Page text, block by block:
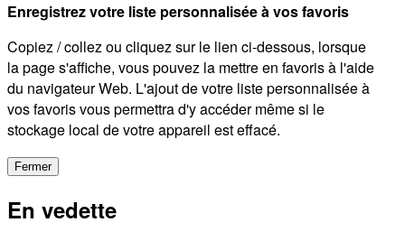
Enregistrez votre liste personnalisée à vos favoris
Copiez / collez ou cliquez sur le lien ci-dessous, lorsque
la page s'affiche, vous pouvez la mettre en favoris à l'aide
du navigateur Web. L'ajout de votre liste personnalisée à
vos favoris vous permettra d'y accéder même si le
stockage local de votre appareil est effacé.
Fermer
En vedette